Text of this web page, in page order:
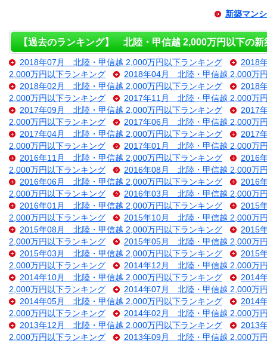
新築マン
【過去のランキング】 北陸・甲信越 2,000万円以下の新
2018年07月 北陸・甲信越 2,000万円以下ランキング
2018
2,000万円以下ランキング
2018年04月 北陸・甲信越 2,000万
2018年02月 北陸・甲信越 2,000万円以下ランキング
2018
2,000万円以下ランキング
2017年11月 北陸・甲信越 2,000万
2017年09月 北陸・甲信越 2,000万円以下ランキング
2017
2,000万円以下ランキング
2017年06月 北陸・甲信越 2,000万
2017年04月 北陸・甲信越 2,000万円以下ランキング
2017
2,000万円以下ランキング
2017年01月 北陸・甲信越 2,000万
2016年11月 北陸・甲信越 2,000万円以下ランキング
2016
2,000万円以下ランキング
2016年08月 北陸・甲信越 2,000万
2016年06月 北陸・甲信越 2,000万円以下ランキング
2016
2,000万円以下ランキング
2016年03月 北陸・甲信越 2,000万
2016年01月 北陸・甲信越 2,000万円以下ランキング
2015
2,000万円以下ランキング
2015年10月 北陸・甲信越 2,000万
2015年08月 北陸・甲信越 2,000万円以下ランキング
2015
2,000万円以下ランキング
2015年05月 北陸・甲信越 2,000万
2015年03月 北陸・甲信越 2,000万円以下ランキング
2015
2,000万円以下ランキング
2014年12月 北陸・甲信越 2,000万
2014年10月 北陸・甲信越 2,000万円以下ランキング
2014
2,000万円以下ランキング
2014年07月 北陸・甲信越 2,000万
2014年05月 北陸・甲信越 2,000万円以下ランキング
2014
2,000万円以下ランキング
2014年02月 北陸・甲信越 2,000万
2013年12月 北陸・甲信越 2,000万円以下ランキング
2013
2,000万円以下ランキング
2013年09月 北陸・甲信越 2,000万